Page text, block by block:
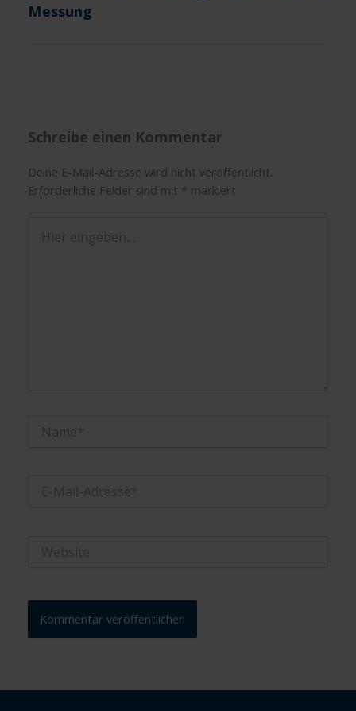
Messung
Schreibe einen Kommentar
Deine E-Mail-Adresse wird nicht veröffentlicht.
Erforderliche Felder sind mit * markiert
eingeben…
Mail-